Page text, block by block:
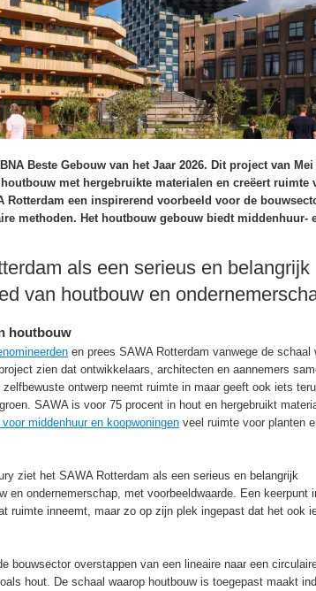
Beste Gebouw van het Jaar 2026. Dit project van Mei
met hergebruikte materialen en creëert ruimte
Rotterdam een inspirerend voorbeeld voor de
methoden. Het houtbouw gebouw biedt middenhuur-
als een serieus en belangrijk
van houtbouw en
houtbouw
en prees SAWA Rotterdam vanwege de schaal
zien dat ontwikkelaars, architecten en aannemers
ontwerp neemt ruimte in maar geeft ook iets
SAWA is voor 75 procent in hout en hergebruikt
voor middenhuur en koopwoningen veel ruimte voor planten
ziet het SAWA Rotterdam als een serieus en belangrijk
en ondernemerschap, met voorbeeldwaarde. Een keerpunt
ruimte inneemt, maar zo op zijn plek ingepast dat het ook
bouwsector overstappen van een lineaire naar een
hout. De schaal waarop houtbouw is toegepast maakt